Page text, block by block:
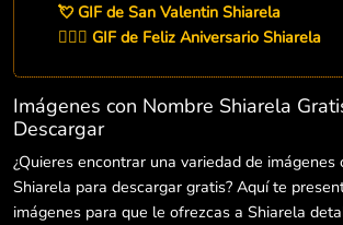
💘 GIF de San Valentin Shiarela
👨‍❤️‍👨 GIF de Feliz Aniversario Shiarela
Imágenes con Nombre Shiarela
Descargar
¿Quieres encontrar una variedad de imágenes
Shiarela para descargar gratis? Aquí te
imágenes para que le ofrezcas a Shiarela